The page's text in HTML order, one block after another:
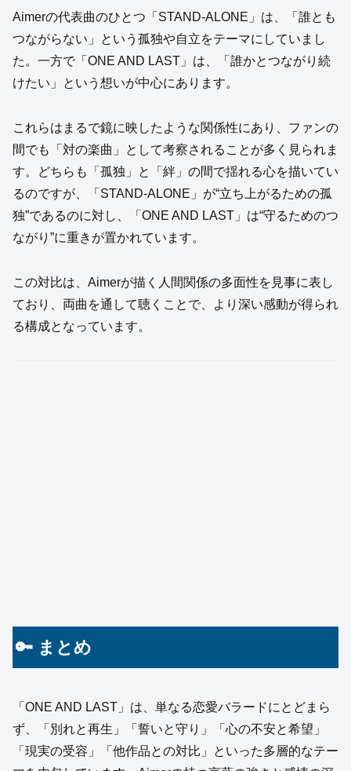
Aimerの代表曲のひとつ「STAND-ALONE」は、「誰とも
つながらない」という孤独や自立をテーマにしていまし
た。一方で「ONE AND LAST」は、「誰かとつながり続
けたい」という想いが中心にあります。
これらはまるで鏡に映したような関係性にあり、ファンの
間でも「対の楽曲」として考察されることが多く見られま
す。どちらも「孤独」と「絆」の間で揺れる心を描いてい
るのですが、「STAND-ALONE」が“立ち上がるための孤
独”であるのに対し、「ONE AND LAST」は“守るためのつ
ながり”に重きが置かれています。
この対比は、Aimerが描く人間関係の多面性を見事に表し
ており、両曲を通して聴くことで、より深い感動が得られ
る構成となっています。
🔑 まとめ
「ONE AND LAST」は、単なる恋愛バラードにとどまら
ず、「別れと再生」「誓いと守り」「心の不安と希望」
「現実の受容」「他作品との対比」といった多層的なテー